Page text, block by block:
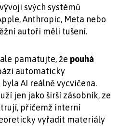
svých systémů
Anthropic, Meta nebo
autoři měli tušení.
pamatujte, že pouhá
automaticky
AI reálně vycvičena.
jen jako širší zásobník, ze
přičemž interní
vyřadit materiály